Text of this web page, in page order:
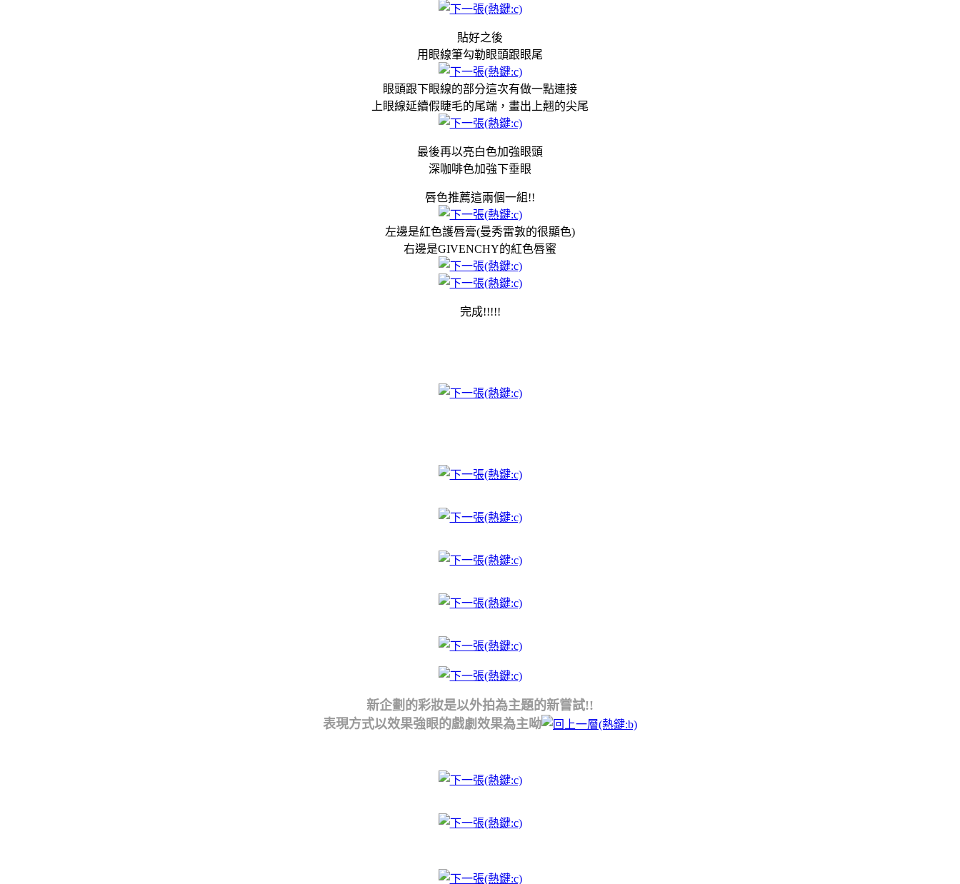
貼好之後
用眼線筆勾勒眼頭跟眼尾
眼頭跟下眼線的部分這次有做一點連接
上眼線延續假睫毛的尾端，畫出上翹的尖尾
最後再以亮白色加強眼頭
深咖啡色加強下垂眼
唇色推薦這兩個一組!!
左邊是紅色護唇膏(曼秀雷敦的很顯色)
右邊是GIVENCHY的紅色唇蜜
完成!!!!!
新企劃的彩妝是以外拍為主題的新嘗試!!
表現方式以效果強眼的戲劇效果為主呦